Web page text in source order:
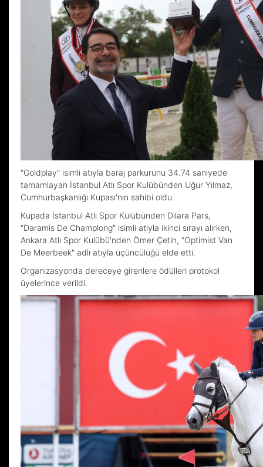
"Goldplay" isimli atıyla baraj parkurunu 34.74 saniyede
tamamlayan İstanbul Atlı Spor Kulübünden Uğur Yılmaz,
Cumhurbaşkanlığı Kupası'nın sahibi oldu.
Kupada İstanbul Atlı Spor Kulübünden Dilara Pars,
"Daramis De Champlong" isimli atıyla ikinci sırayı alırken,
Ankara Atlı Spor Kulübü'nden Ömer Çetin, "Optimist Van
De Meerbeek" adlı atıyla üçüncülüğü elde etti.
Organizasyonda dereceye girenlere ödülleri protokol
üyelerince verildi.